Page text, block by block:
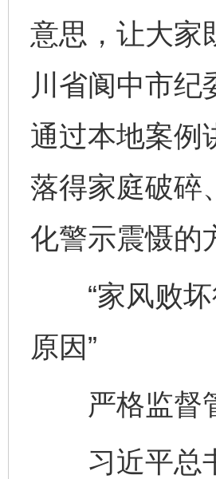
意思，让大家
川省阆中市
通过本地案例
落得家庭破碎
化警示震慑的
“家风败坏
原因”
严格监督管
习近平总书